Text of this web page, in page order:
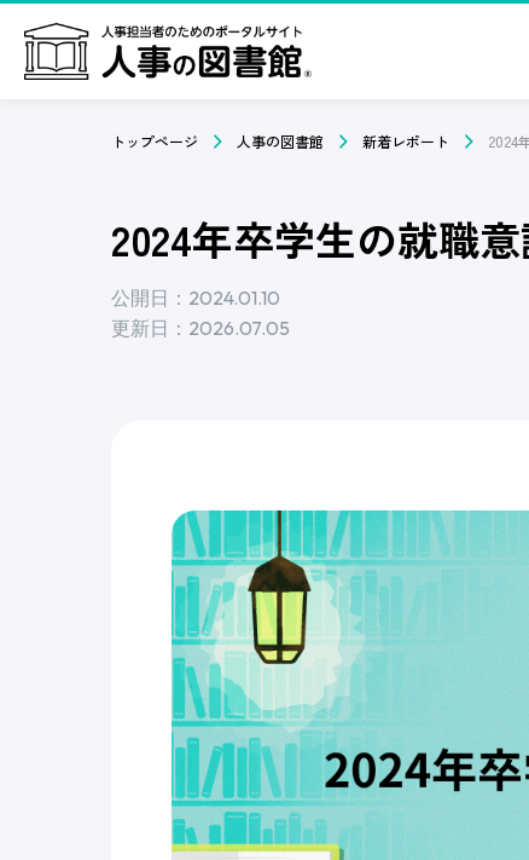
トップページ 人事の図書館 新着レポート
2024年卒学生の就職
公開日：2024.01.10
更新日：2026.07.05